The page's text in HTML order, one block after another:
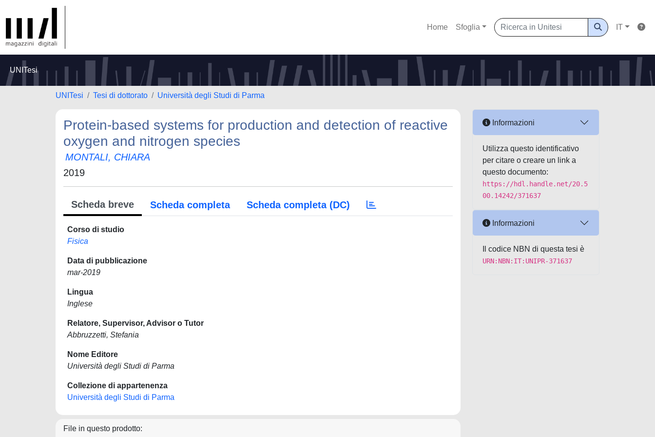
Home Sfoglia IT
UNITesi
UNITesi Tesi di dottorato Università degli Studi di Parma
Protein-based systems for production and detection of reactive
oxygen and nitrogen species
MONTALI, CHIARA
2019
Scheda breve Scheda completa Scheda completa (DC)
Corso di studio
Fisica
Data di pubblicazione
mar-2019
Lingua
Inglese
Relatore, Supervisor, Advisor o Tutor
Abbruzzetti, Stefania
Nome Editore
Università degli Studi di Parma
Collezione di appartenenza
Università degli Studi di Parma
File in questo prodotto:
Informazioni
Utilizza questo identificativo
per citare o creare un link a
questo documento:
https://hdl.handle.net/20.5
00.14242/371637
Informazioni
Il codice NBN di questa tesi è
URN:NBN:IT:UNIPR-371637